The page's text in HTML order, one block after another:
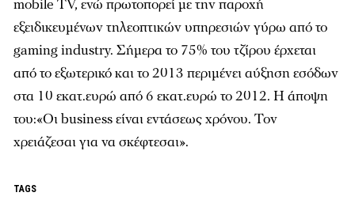
mobile TV, ενώ πρωτοπορεί με την παροχή
εξειδικευμένων τηλεοπτικών υπηρεσιών γύρω από το
gaming industry. Σήμερα το 75% του τζίρου έρχεται
από το εξωτερικό και το 2013 περιμένει αύξηση εσόδων
στα 10 εκατ.ευρώ από 6 εκατ.ευρώ το 2012. Η άποψη
του:«Οι business είναι εντάσεως χρόνου. Τον
χρειάζεσαι για να σκέφτεσαι».
TAGS